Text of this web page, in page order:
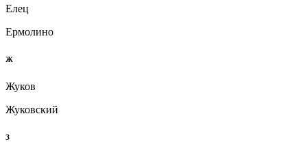
Елец
Ермолино
Ж
Жуков
Жуковский
З